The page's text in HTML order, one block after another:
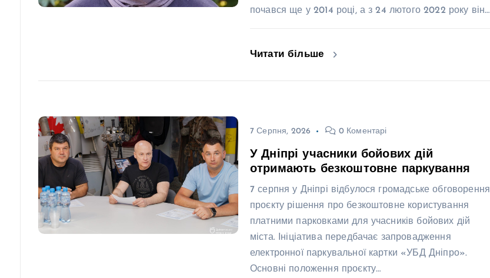
почався ще у 2014 році, а з 24 лютого 2022 року він…
Читати більше
7 Серпня, 2026 0 Коментарі
У Дніпрі учасники бойових дій
отримають безкоштовне паркування
7 серпня у Дніпрі відбулося громадське обговорення
проєкту рішення про безкоштовне користування
платними парковками для учасників бойових дій
міста. Ініціатива передбачає запровадження
електронної паркувальної картки «УБД Дніпро».
Основні положення проєкту…